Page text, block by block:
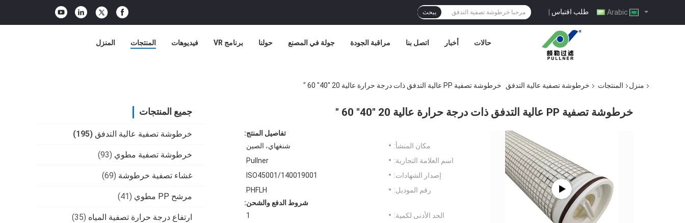
طلب اقتباس | يبحث
المنزل المنتجات فيديوهات برنامج VR حولنا جولة في المصنع مراقبة الجودة اتصل بنا أخبار حالات
منزل المنتجات خرطوشة تصفية عالية التدفق خرطوشة تصفية PP عالية التدفق ذات درجة حرارة عالية 20 "40" 60 "
جميع المنتجات
خرطوشة تصفية عالية التدفق (195)
خرطوشة تصفية مطوي (93)
غشاء تصفية خرطوشة (69)
مرشح PP مطوي (41)
ارتفاع درجة حرارة تصفية المياه (35)
خرطوشة تصفية PP عالية التدفق ذات درجة حرارة عالية 20 "40" 60 "
تفاصيل المنتج:
مكان المنشأ:
شنغهاي، الصين
اسم العلامة التجارية:
Pullner
إصدار الشهادات:
ISO45001/140019001
رقم الموديل:
PHFLH
شروط الدفع والشحن:
الحد الأدنى لكمية:
1